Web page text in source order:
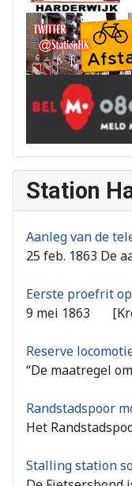
Station
Aanleg van de
25 feb. 1863 De
Eerste proefrit
9 mei 1863
Reserve
“De maatregel
Randstadspoor
Het
Stalling station